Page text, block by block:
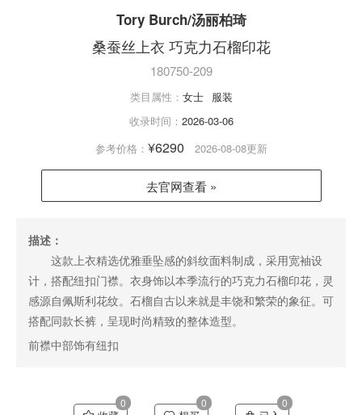
Tory Burch/汤丽柏琦
桑蚕丝上衣 巧克力石榴印花
180750-209
类目属性： 女士
服装
收录时间： 2026-03-06
参考价格： ¥6290 2026-08-08更新
去官网查看 »
描述：
这款上衣精选优雅垂坠感的斜纹面料制成，采用宽袖设
计，搭配纽扣门襟。衣身饰以本季流行的巧克力石榴印花，灵
感源自佩斯利花纹。石榴自古以来就是丰饶和繁荣的象征。可
搭配同款长裤，呈现时尚精致的整体造型。
前襟中部饰有纽扣
0 0 0